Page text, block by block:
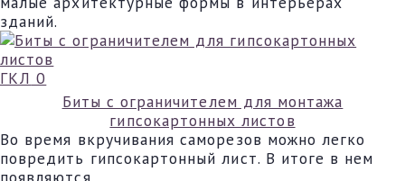
зданий.
ГКЛ 0
Биты с ограничителем для монтажа
гипсокартонных листов
Во время вкручивания саморезов можно легко
повредить гипсокартонный лист. В итоге в нем